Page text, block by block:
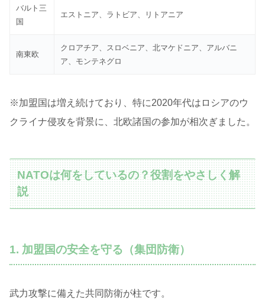
バルト三
国
エストニア、ラトビア、リトアニア
南東欧
クロアチア、スロベニア、北マケドニア、アルバニ
ア、モンテネグロ
※加盟国は増え続けており、特に2020年代はロシアのウ
クライナ侵攻を背景に、北欧諸国の参加が相次ぎました。
NATOは何をしているの？役割をやさしく解
説
1. 加盟国の安全を守る（集団防衛）
武力攻撃に備えた共同防衛が柱です。